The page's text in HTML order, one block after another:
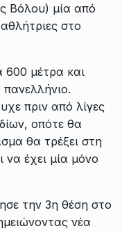
Βόλου) μία από
αθλήτριες στο
600 μέτρα και
πανελλήνιο.
πριν από λίγες
οπότε θα
θα τρέξει στη
έχει μία μόνο
την 3η θέση στο
νέα